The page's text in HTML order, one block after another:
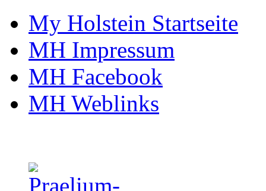
My Holstein Startseite
MH Impressum
MH Facebook
MH Weblinks